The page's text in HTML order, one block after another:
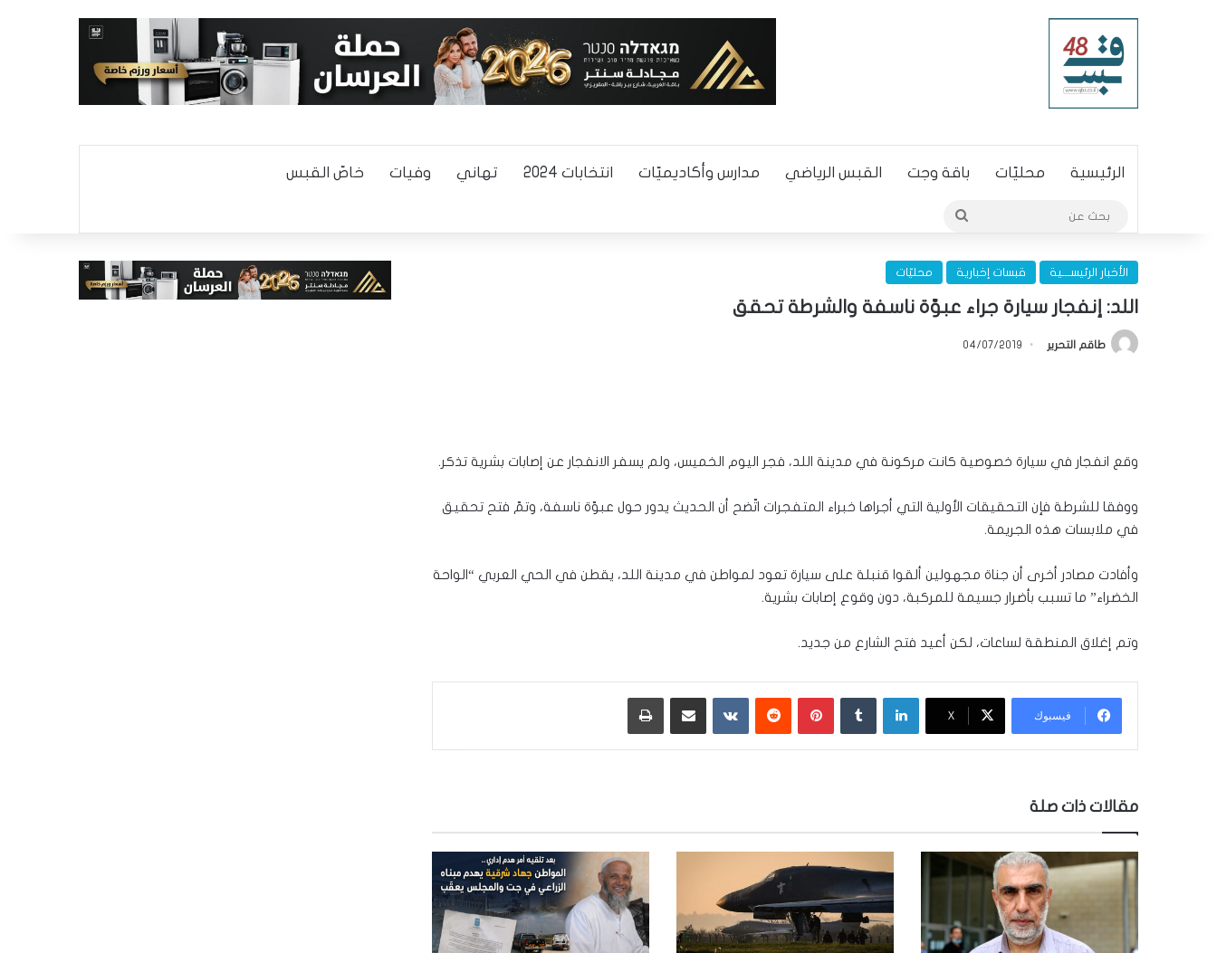
الرئيسية محليّات باقة وجت القبس الرياضي مدارس وأكاديميّات انتخابات 2024 تهاني وفيات خاصّ القبس
الأخبار الرئيســـية قبسات إخبارية محليّات
اللد: إنفجار سيارة جراء عبوّة ناسفة والشرطة تحقق
طاقم التحرير 04/07/2019
وقع انفجار في سيارة خصوصية كانت مركونة في مدينة اللد، فجر اليوم الخميس، ولم يسفر الانفجار عن إصابات بشرية تذكر.
ووفقا للشرطة فإن التحقيقات الأولية التي أجراها خبراء المتفجرات اتّضح أن الحديث يدور حول عبوّة ناسفة، وتمّ فتح تحقيق
في ملابسات هذه الجريمة.
وأفادت مصادر أخرى أن جناة مجهولين ألقوا قنبلة على سيارة تعود لمواطن في مدينة اللد، يقطن في الحي العربي “الواحة
الخضراء” ما تسبب بأضرار جسيمة للمركبة، دون وقوع إصابات بشرية.
وتم إغلاق المنطقة لساعات، لكن أعيد فتح الشارع من جديد.
فيسبوك ‫X
لينكدإن بينتيريست ‏VKontakte
مقالات ذات صلة